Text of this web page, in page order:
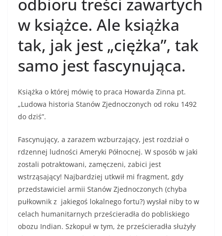
w książce. Ale książka
tak, jak jest „ciężka”, tak
samo jest fascynująca.
Książka o której mówię to praca Howarda Zinna pt.
„Ludowa historia Stanów Zjednoczonych od roku 1492
do dziś”.
Fascynujący, a zarazem wzburzający, jest rozdział o
rdzennej ludności Ameryki Północnej. W sposób w jaki
zostali potraktowani, zamęczeni, zabici jest
wstrząsający! Najbardziej utkwił mi fragment, gdy
przedstawiciel armii Stanów Zjednoczonych (chyba
pułkownik z jakiegoś lokalnego fortu?) wysłał niby to w
celach humanitarnych prześcieradła do pobliskiego
obozu Indian. Szkopuł w tym, że prześcieradła służyły